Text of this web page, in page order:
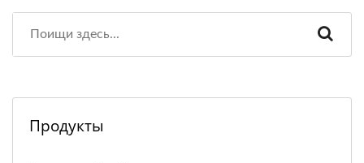
Продукты